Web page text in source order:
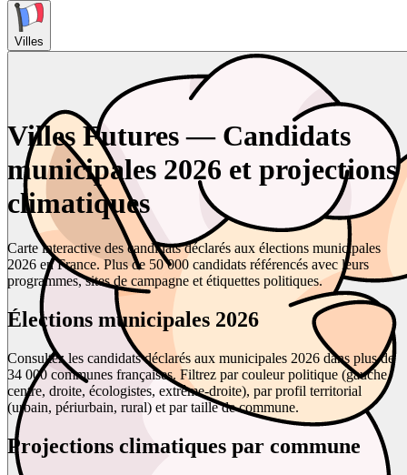
Villes
Villes Futures — Candidats
municipales 2026 et projections
climatiques
Carte interactive des candidats déclarés aux élections municipales
2026 en France. Plus de 50 000 candidats référencés avec leurs
programmes, sites de campagne et étiquettes politiques.
Élections municipales 2026
Consultez les candidats déclarés aux municipales 2026 dans plus de
34 000 communes françaises. Filtrez par couleur politique (gauche,
centre, droite, écologistes, extrême-droite), par profil territorial
(urbain, périurbain, rural) et par taille de commune.
Projections climatiques par commune